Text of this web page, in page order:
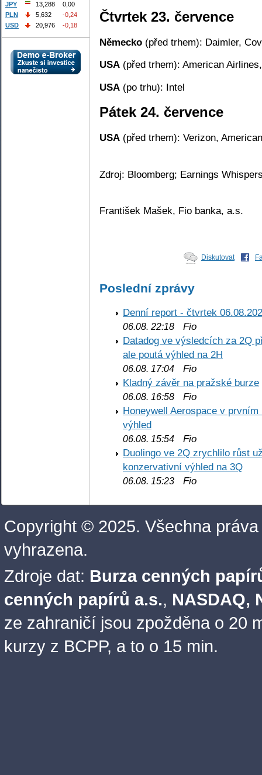
Čtvrtek 23. července
Německo (před trhem): Daimler,
USA (před trhem): American
USA (po trhu): Intel
Pátek 24. července
USA (před trhem): Verizon,
Zdroj: Bloomberg; Earnings
František Mašek, Fio banka, a.s.
Diskutovat
Poslední zprávy
Denní report - čtvrtek
06.08. 22:18 Fio
Datadog ve výsledcích za 2Q
ale poutá výhled na 2H
06.08. 17:04 Fio
Kladný závěr na pražské burze
06.08. 16:58 Fio
Honeywell Aerospace v
výhled
06.08. 15:54 Fio
Duolingo ve 2Q zrychlilo růst
konzervativní výhled na 3Q
06.08. 15:23 Fio
JPY
13,288
0,00
PLN
5,632
-0,24
USD
20,976 -0,18
Copyright © 2025. Všechna práva
vyhrazena.
Zdroje dat: Burza cenných
cenných papírů a.s., NASDAQ,
ze zahraničí jsou zpožděna o 20
kurzy z BCPP, a to o 15 min.